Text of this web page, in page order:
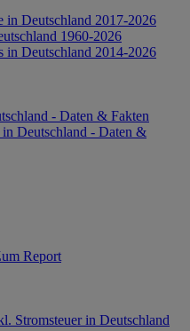
in Deutschland 2017-2026
1960-2026
in Deutschland 2014-2026
- Daten & Fakten
Deutschland - Daten &
Report
Stromsteuer in Deutschland